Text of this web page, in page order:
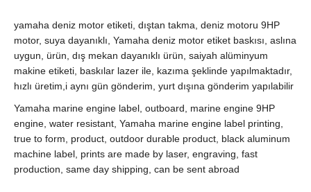
yamaha deniz motor etiketi, dıştan takma, deniz motoru 9HP
motor, suya dayanıklı, Yamaha deniz motor etiket baskısı, aslına
uygun, ürün, dış mekan dayanıklı ürün, saiyah alüminyum
makine etiketi, baskılar lazer ile, kazıma şeklinde yapılmaktadır,
hızlı üretim,i aynı gün gönderim, yurt dışına gönderim yapılabilir
Yamaha marine engine label, outboard, marine engine 9HP
engine, water resistant, Yamaha marine engine label printing,
true to form, product, outdoor durable product, black aluminum
machine label, prints are made by laser, engraving, fast
production, same day shipping, can be sent abroad